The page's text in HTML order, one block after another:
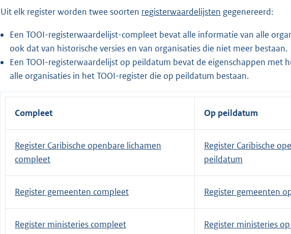
Uit elk register worden twee soorten registerwaardelijsten gegenereerd:
Een TOOI-registerwaardelijst-compleet bevat alle informatie van alle
ook dat van historische versies en van organisaties die niet meer bestaan.
Een TOOI-registerwaardelijst op peildatum bevat de eigenschappen met
alle organisaties in het TOOI-register die op peildatum bestaan.
Compleet Op peildatum
Register Caribische openbare lichamen
compleet
Register Caribische
peildatum
Register gemeenten compleet Register gemeenten
Register ministeries compleet Register ministeries